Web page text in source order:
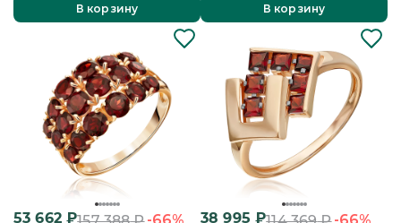
В корзину
В корзину
53 662₽ 38 995 ₽